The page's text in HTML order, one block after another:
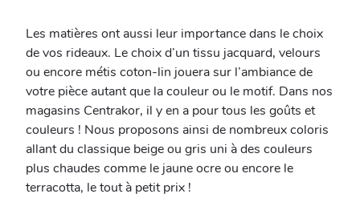
Les matières ont aussi leur importance dans le choix
de vos rideaux. Le choix d’un tissu jacquard, velours
ou encore métis coton-lin jouera sur l’ambiance de
votre pièce autant que la couleur ou le motif. Dans nos
magasins Centrakor, il y en a pour tous les goûts et
couleurs ! Nous proposons ainsi de nombreux coloris
allant du classique beige ou gris uni à des couleurs
plus chaudes comme le jaune ocre ou encore le
terracotta, le tout à petit prix !